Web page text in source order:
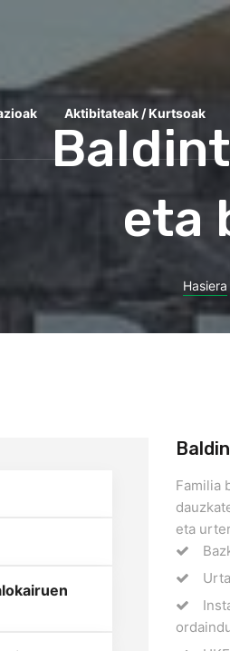
Aktibitateak / Kurtsoak
eta
Hasiera
Familia
eta